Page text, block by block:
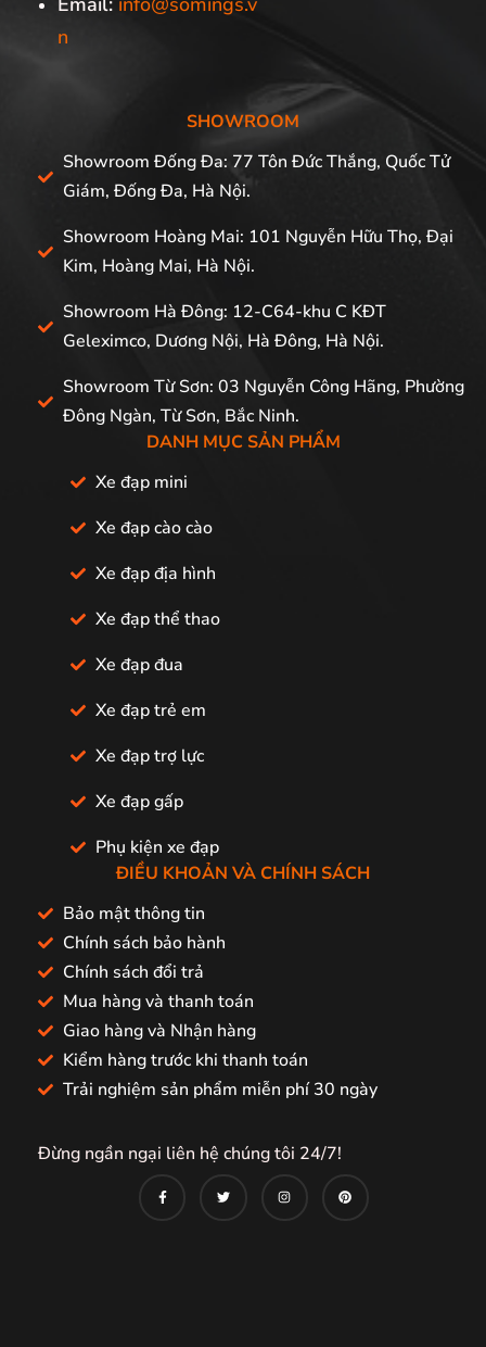
n
SHOWROOM
Showroom Đống Đa: 77 Tôn Đức Thắng, Quốc Tử
Giám, Đống Đa, Hà Nội.
Showroom Hoàng Mai: 101 Nguyễn Hữu Thọ, Đại
Kim, Hoàng Mai, Hà Nội.
Showroom Hà Đông: 12-C64-khu C KĐT
Geleximco, Dương Nội, Hà Đông, Hà Nội.
Showroom Từ Sơn: 03 Nguyễn Công Hãng, Phường
Đông Ngàn, Từ Sơn, Bắc Ninh.
DANH MỤC SẢN PHẨM
Xe đạp mini
Xe đạp cào cào
Xe đạp địa hình
Xe đạp thể thao
Xe đạp đua
Xe đạp trẻ em
Xe đạp trợ lực
Xe đạp gấp
Phụ kiện xe đạp
ĐIỀU KHOẢN VÀ CHÍNH SÁCH
Bảo mật thông tin
Chính sách bảo hành
Chính sách đổi trả
Mua hàng và thanh toán
Giao hàng và Nhận hàng
Kiểm hàng trước khi thanh toán
Trải nghiệm sản phẩm miễn phí 30 ngày
Đừng ngần ngại liên hệ chúng tôi 24/7!